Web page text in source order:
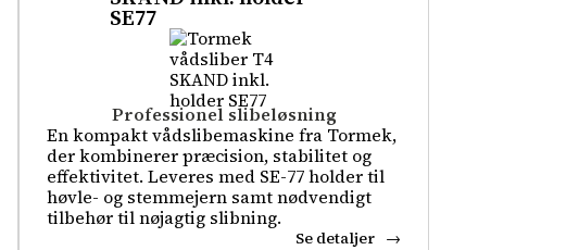
Professionel slibeløsning
SE77
En kompakt vådslibemaskine fra Tormek,
der kombinerer præcision, stabilitet og
effektivitet. Leveres med SE-77 holder til
høvle- og stemmejern samt nødvendigt
tilbehør til nøjagtig slibning.
Se detaljer